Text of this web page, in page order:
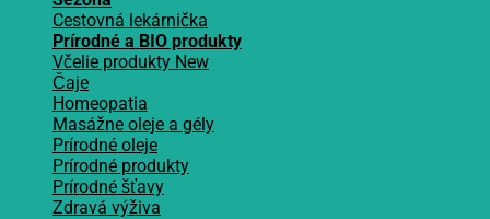
Cestovná lekárnička
Prírodné a BIO produkty
Včelie produkty
Čaje
Homeopatia
Masážne oleje a gély
Prírodné oleje
Prírodné produkty
Prírodné šťavy
Zdravá výživa